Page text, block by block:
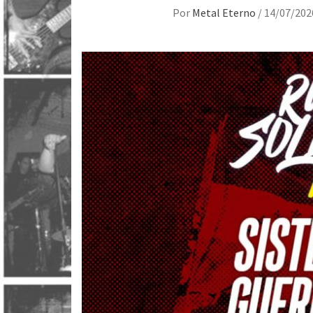
Por Metal Eterno / 14/07/